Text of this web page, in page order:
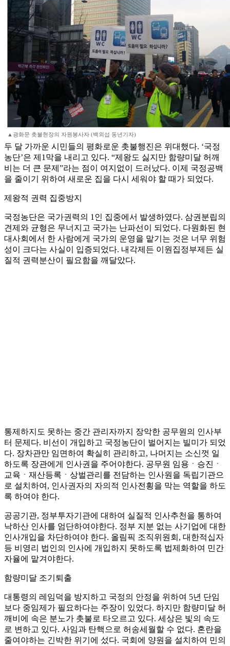
▲광화문 촛불현장의 자원봉사자 (백외섭 동년기자)
두 달 가까운 시민들의 평화로운 촛불행진은 위대했다. ‘국정
농단’은 제1막을 내리고 있다. “제왕도 싫지만 함량미달 허깨
비는 더 큰 문제”라는 점이 여지없이 드러났다. 이제 국정공백
을 줄이기 위하여 새로운 집을 다시 세워야 할 때가 되었다.
제왕적 권력 집중방지
국정농단은 국가권력의 1인 집중에서 발생하였다. 삼권분립의
견제와 균형은 무너지고 국가는 난파선이 되었다. 다원화된 현
대사회에서 한 사람에게 국가의 운영을 맡기는 것은 너무 위험
성이 크다는 사실이 입증되었다. 내각제든 이원집정부제든 실
질적 권력분산이 필요함을 깨달았다.
통제하지도 못하는 중간 관리자까지 장악한 공무원의 인사부
터 문제다. 비선이 개입하고 국정농단이 벌어지는 빌미가 되었
다. 장차관만 임면하여 확실히 관리하고, 나머지는 소신껏 일
하도록 장관에게 인사권을 주어야한다. 공무원 임용ㆍ승진ㆍ
교육ㆍ재산등록ㆍ상벌관리를 전담하는 인사원을 독립기관으
로 설치하여, 인사권자의 자의적 인사전횡을 막는 역할을 하도
록 하여야 한다.
공공기관, 정부투자기관에 대하여 실질적 인사추천을 통하여
낙하산 인사를 엄단하여야한다. 정부 지분 없는 사기업에 대한
인사개입을 차단하여야 한다. 올림픽 조직위원회, 대한적십자
등 비영리 법인의 인사에 개입하지 못하도록 법제화하여 민간
자율에 맡겨야한다.
함량미달 조기퇴출
대통령의 레임덕을 방지하고 국정의 안정을 위하여 5년 단임
보다 중임제가 필요하다는 주장이 있었다. 하지만 함량미달 허
깨비에 속은 분노가 촛불로 타오르고 있다. 세상은 빛의 속도
로 변하고 있다. 사임과 탄핵으로 허송세월할 수 없다. 혼란을
줄여야하는 긴박한 위기에 섰다. 국회에 양원을 설치하여 민의